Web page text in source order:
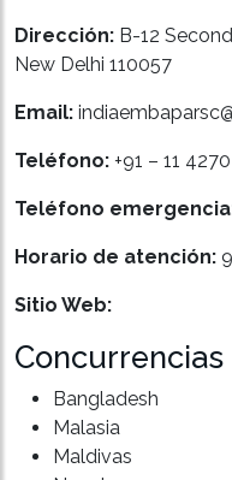
Dirección: B-12
New Delhi 110057
Email:
Teléfono: +91 – 11
Teléfono
Horario de atención:
Sitio Web:
Concurrencias
Bangladesh
Malasia
Maldivas